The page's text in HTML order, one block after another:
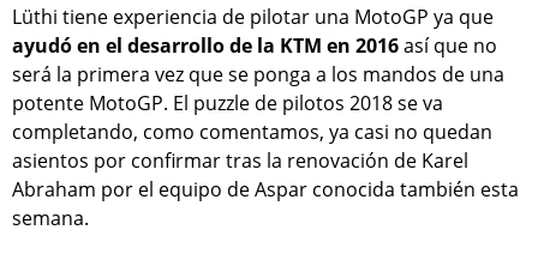
Lüthi tiene experiencia de pilotar una MotoGP ya que
ayudó en el desarrollo de la KTM en 2016así que no
será la primera vez que se ponga a los mandos de una
potente MotoGP. El puzzle de pilotos 2018 se va
completando, como comentamos, ya casi no quedan
asientos por confirmar tras la renovación de Karel
Abraham por el equipo de Aspar conocida también esta
semana.